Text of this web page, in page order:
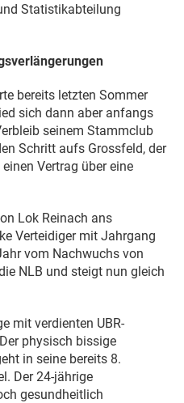
Statistikabteilung
bereits letzten Sommer
sich dann aber anfangs
seinem Stammclub
Schritt aufs Grossfeld, der
Vertrag über eine
Lok Reinach ans
Verteidiger mit Jahrgang
vom Nachwuchs von
NLB und steigt nun gleich
mit verdienten UBR-
physisch bissige
in seine bereits 8.
Der 24-jährige
gesundheitlich